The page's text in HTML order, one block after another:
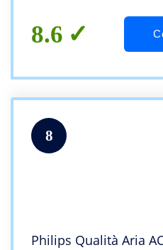
8.6
8
Philips Qualità Aria